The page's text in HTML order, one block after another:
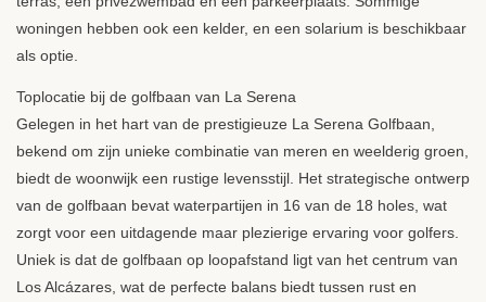
woningen hebben ook een kelder, en een solarium is beschikbaar
als optie.
Toplocatie bij de golfbaan van La Serena
Gelegen in het hart van de prestigieuze La Serena Golfbaan,
bekend om zijn unieke combinatie van meren en weelderig groen,
biedt de woonwijk een rustige levensstijl. Het strategische ontwerp
van de golfbaan bevat waterpartijen in 16 van de 18 holes, wat
zorgt voor een uitdagende maar plezierige ervaring voor golfers.
Uniek is dat de golfbaan op loopafstand ligt van het centrum van
Los Alcázares, wat de perfecte balans biedt tussen rust en